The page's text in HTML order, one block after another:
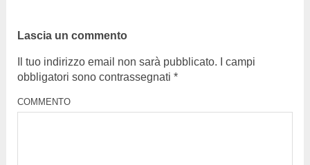
Lascia un commento
Il tuo indirizzo email non sarà pubblicato. I campi
obbligatori sono contrassegnati *
COMMENTO